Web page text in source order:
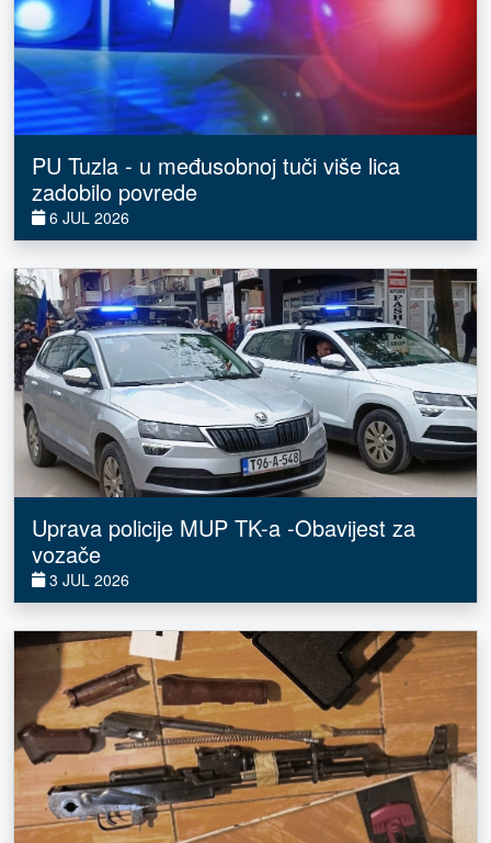
PU Tuzla - u međusobnoj tuči više lica
zadobilo povrede
6 JUL 2026
Uprava policije MUP TK-a -Obavijest za
vozače
3 JUL 2026